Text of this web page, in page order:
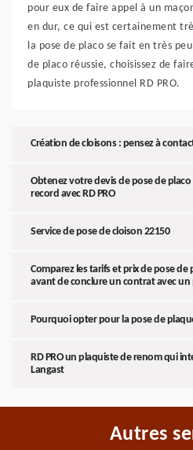
pour eux de faire appel à un
en dur, ce qui est certainement
la pose de placo se fait en très
de placo réussie, choisissez de
plaquiste professionnel RD PRO.
Création de cloisons : pensez à
Obtenez votre devis de pose de
record avec RD PRO
Service de pose de cloison 22150
Comparez les tarifs et prix de pose de
avant de conclure un contrat avec un
Pourquoi opter pour la pose de
RD PRO un plaquiste de renom qui
Langast
Autres